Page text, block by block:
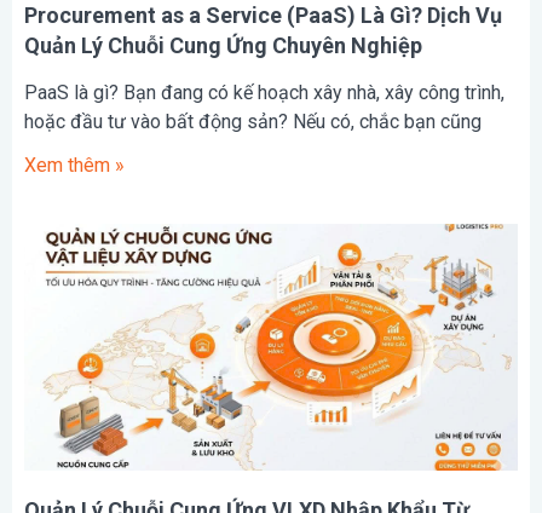
Procurement as a Service (PaaS) Là Gì? Dịch Vụ
Quản Lý Chuỗi Cung Ứng Chuyên Nghiệp
PaaS là gì? Bạn đang có kế hoạch xây nhà, xây công trình,
hoặc đầu tư vào bất động sản? Nếu có, chắc bạn cũng
Xem thêm »